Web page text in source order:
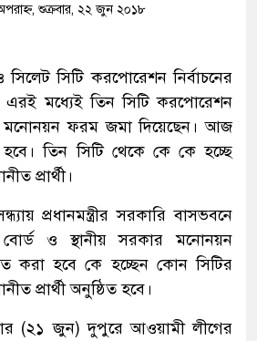
শুক্রবার, ২২ জুন ২০১৮
সিটি করপোরেশন নির্বাচনের
মধ্যেই তিন সিটি করপোরেশন
মনোনয়ন ফরম জমা দিয়েছেন। আজ
হবে। তিন সিটি থেকে কে কে হচ্ছে
প্রার্থী।
প্রধানমন্ত্রীর সরকারি বাসভবনে
ও স্থানীয় সরকার মনোনয়ন
করা হবে কে হচ্ছেন কোন সিটির
প্রার্থী অনুষ্ঠিত হবে।
(২১ জুন) দুপুরে আওয়ামী লীগের